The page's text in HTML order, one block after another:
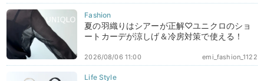
夏の羽織りはシアーが正解♡ユニクロのショ
ートカーデが涼しげ＆冷房対策で使える！
emi_fashion_1122
2026/08/06 11:00